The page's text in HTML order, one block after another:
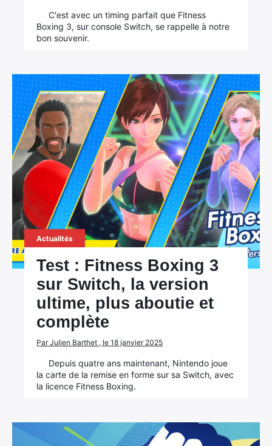
C'est avec un timing parfait que Fitness
Boxing 3, sur console Switch, se rappelle à notre
bon souvenir.
Actualités
Test : Fitness Boxing 3
sur Switch, la version
ultime, plus aboutie et
complète
Par Julien Barthet , le 18 janvier 2025
Depuis quatre ans maintenant, Nintendo joue
la carte de la remise en forme sur sa Switch, avec
la licence Fitness Boxing.